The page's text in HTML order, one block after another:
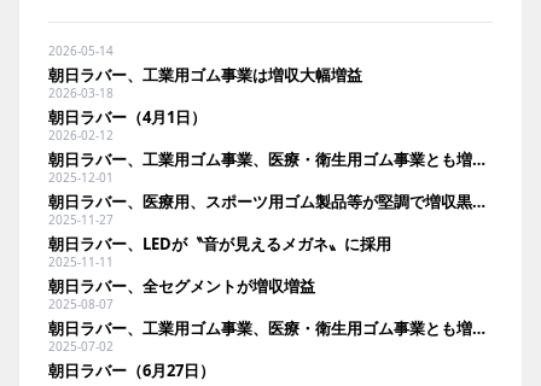
2026-05-14
朝日ラバー、工業用ゴム事業は増収大幅増益
2026-03-18
朝日ラバー（4月1日）
2026-02-12
朝日ラバー、工業用ゴム事業、医療・衛生用ゴム事業とも増収増益
2025-12-01
朝日ラバー、医療用、スポーツ用ゴム製品等が堅調で増収黒字回復
2025-11-27
朝日ラバー、LEDが〝音が見えるメガネ〟に採用
2025-11-11
朝日ラバー、全セグメントが増収増益
2025-08-07
朝日ラバー、工業用ゴム事業、医療・衛生用ゴム事業とも増収増益
2025-07-02
朝日ラバー（6月27日）